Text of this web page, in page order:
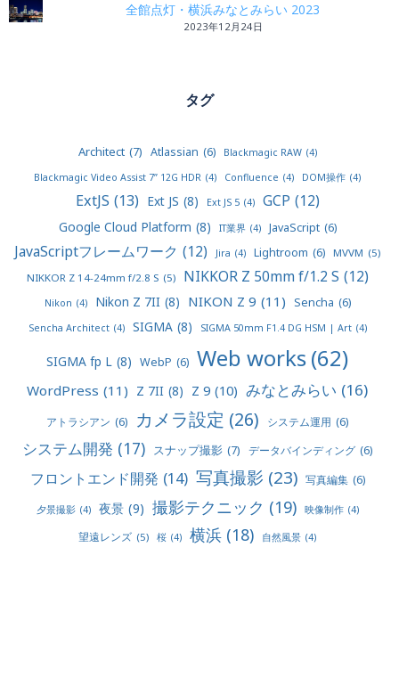
全館点灯・横浜みなとみらい 2023
2023年12月24日
タグ
Architect (7) Atlassian (6) Blackmagic RAW (4)
Blackmagic Video Assist 7” 12G HDR (4) Confluence (4) DOM操作 (4)
ExtJS (13) Ext JS (8) Ext JS 5 (4) GCP (12)
Google Cloud Platform (8) IT業界 (4) JavaScript (6)
JavaScriptフレームワーク (12) Jira (4) Lightroom (6) MVVM (5)
NIKKOR Z 14-24mm f/2.8 S (5) NIKKOR Z 50mm f/1.2 S (12)
Nikon (4) Nikon Z 7II (8) NIKON Z 9 (11) Sencha (6)
Sencha Architect (4) SIGMA (8) SIGMA 50mm F1.4 DG HSM | Art (4)
SIGMA fp L (8) WebP (6) Web works(62)
WordPress (11) Z 7II (8) Z 9 (10) みなとみらい (16)
アトラシアン (6) カメラ設定 (26) システム運用 (6)
システム開発 (17) スナップ撮影 (7) データバインディング (6)
フロントエンド開発 (14) 写真撮影 (23) 写真編集 (6)
夕景撮影 (4) 夜景 (9) 撮影テクニック (19) 映像制作 (4)
望遠レンズ (5) 桜 (4) 横浜 (18) 自然風景 (4)